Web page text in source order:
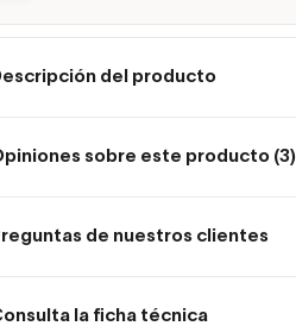
del producto
sobre este producto (3)
de nuestros clientes
la ficha técnica